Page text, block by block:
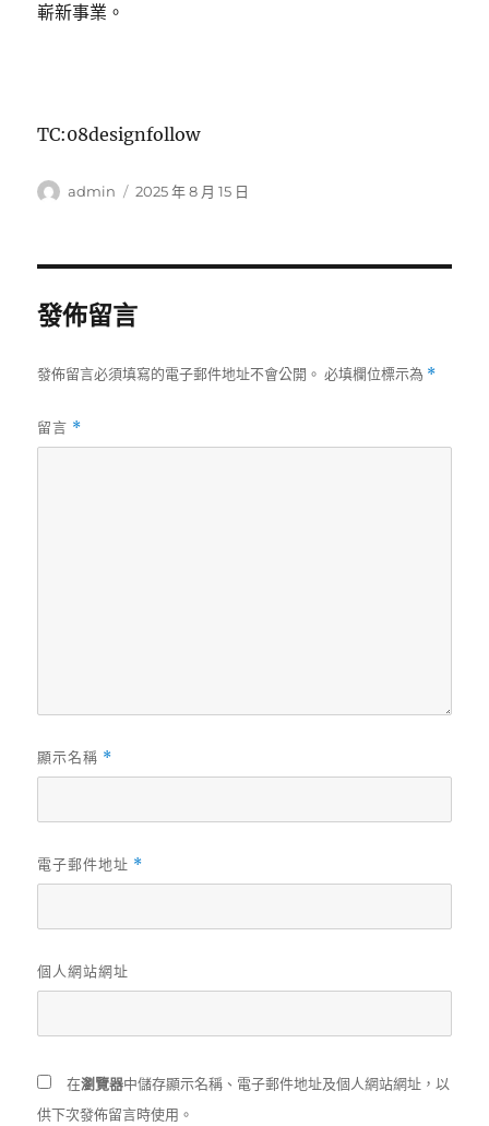
嶄新事業。
TC:08designfollow
作
admin
發
2025 年 8 月 15 日
發佈留言
發佈留言必須填寫的電子郵件地址不會公開。 必填欄位標示為 *
留言 *
顯示名稱 *
電子郵件地址 *
個人網站網址
在瀏覽器中儲存顯示名稱、電子郵件地址及個人網站網址，以
供下次發佈留言時使用。